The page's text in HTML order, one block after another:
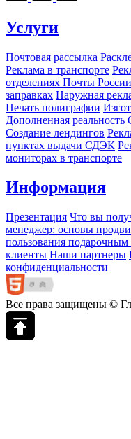
Услуги
Почтовая рассылка
Реклама в транспорте
отделениях Почты России
заправках Наружная
Печать полиграфии
Дополненная реальность
Создание лендингов
пунктах выдачи СДЭК
мониторах в транспорте
Информация
Презентация Что вы
менеджер: основы
пользования подарочным
клиенты Наши партнеры
конфиденциальности
Все права защищены ©